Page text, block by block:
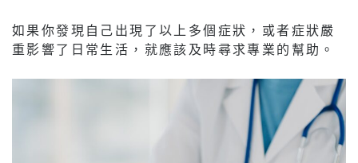
如果你發現自己出現了以上多個症狀，或者症狀嚴
重影響了日常生活，就應該及時尋求專業的幫助。